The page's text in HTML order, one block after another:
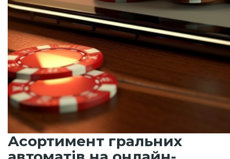
Асортимент гральних